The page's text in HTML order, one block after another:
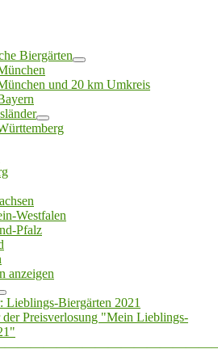
Biergärten
und 20 km Umkreis
Westfalen
Pfalz
anzeigen
Lieblings-Biergärten 2021
Preisverlosung "Mein Lieblings-